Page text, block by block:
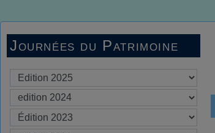
Journées du Patrimoine